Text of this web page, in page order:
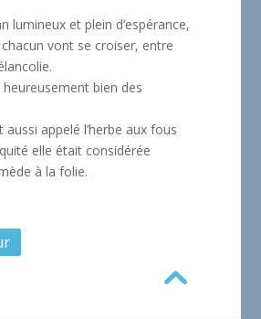
lumineux et plein d’espérance,
vont se croiser, entre
bien des
aussi appelé l’herbe aux fous
elle était considérée
à la folie.